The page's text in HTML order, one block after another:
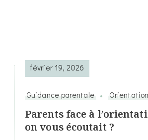
février 19, 2026
Guidance parentale Orientation
Parents face à
on vous écoutait ?